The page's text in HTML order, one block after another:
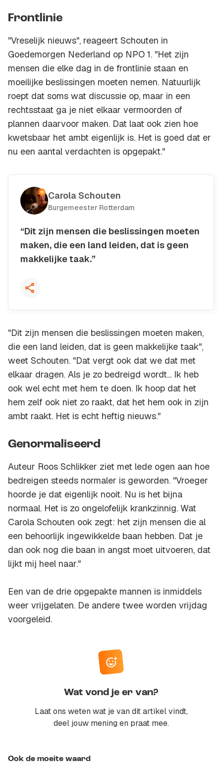
Frontlinie
"Vreselijk nieuws", reageert Schouten in
Goedemorgen Nederland op NPO 1. "Het zijn
mensen die elke dag in de frontlinie staan en
moeilijke beslissingen moeten nemen. Natuurlijk
roept dat soms wat discussie op, maar in een
rechtsstaat ga je niet elkaar vermoorden of
plannen daarvoor maken. Dat laat ook zien hoe
kwetsbaar het ambt eigenlijk is. Het is goed dat er
nu een aantal verdachten is opgepakt."
Carola Schouten
Burgemeester Rotterdam
“Dit zijn mensen die beslissingen moeten
maken, die een land leiden, dat is geen
makkelijke taak.”
Kopieer quote
"Dit zijn mensen die beslissingen moeten maken,
die een land leiden, dat is geen makkelijke taak",
weet Schouten. "Dat vergt ook dat we dat met
elkaar dragen. Als je zo bedreigd wordt... Ik heb
ook wel echt met hem te doen. Ik hoop dat het
hem zelf ook niet zo raakt, dat het hem ook in zijn
ambt raakt. Het is echt heftig nieuws."
Genormaliseerd
Auteur Roos Schlikker ziet met lede ogen aan hoe
bedreigen steeds normaler is geworden. "Vroeger
hoorde je dat eigenlijk nooit. Nu is het bijna
normaal. Het is zo ongelofelijk krankzinnig. Wat
Carola Schouten ook zegt: het zijn mensen die al
een behoorlijk ingewikkelde baan hebben. Dat je
dan ook nog die baan in angst moet uitvoeren, dat
lijkt mij heel naar."
Een van de drie opgepakte mannen is inmiddels
weer vrijgelaten. De andere twee worden vrijdag
voorgeleid.
Wat vond je er van?
Laat ons weten wat je van dit artikel vindt,
deel jouw mening en praat mee.
Ook de moeite waard